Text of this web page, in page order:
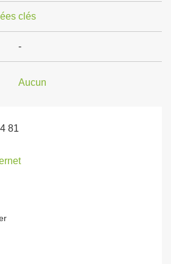
clés
-
Aucun
81